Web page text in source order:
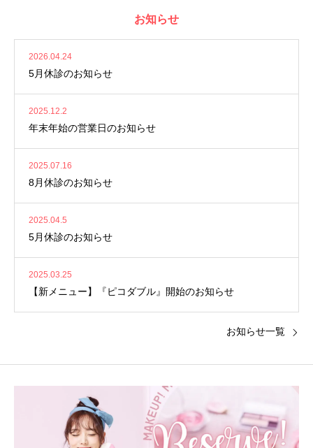
お知らせ
2026.04.24
5月休診のお知らせ
2025.12.2
年末年始の営業日のお知らせ
2025.07.16
8月休診のお知らせ
2025.04.5
5月休診のお知らせ
2025.03.25
【新メニュー】『ピコダブル』開始のお知らせ
お知らせ一覧